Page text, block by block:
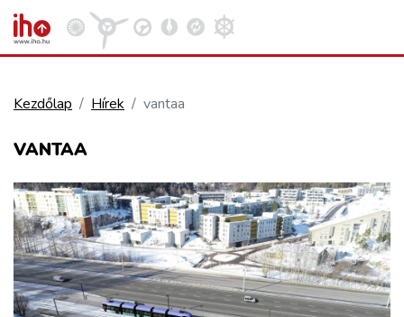
KÖZÚT
REPÜLÉS
KÖZLEKEDÉSFEJLESZTÉS
Kezdőlap Hírek vantaa
VANTAA